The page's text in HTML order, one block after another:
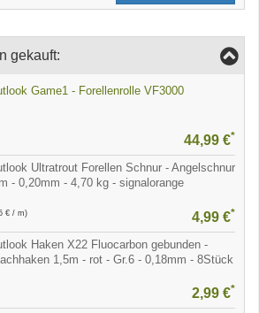
gekauft:
Game1 - Forellenrolle VF3000
44,99 €*
Ultratrout Forellen Schnur - Angelschnur
- 0,20mm - 4,70 kg - signalorange
€ / m) 4,99 €*
Haken X22 Fluocarbon gebunden -
1,5m - rot - Gr.6 - 0,18mm - 8Stück
2,99 €*